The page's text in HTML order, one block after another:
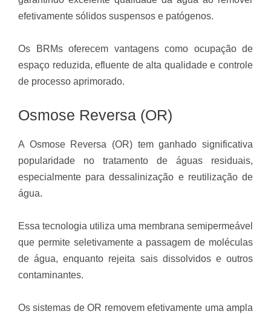
efetivamente sólidos suspensos e patógenos.
Os BRMs oferecem vantagens como ocupação de
espaço reduzida, efluente de alta qualidade e controle
de processo aprimorado.
Osmose Reversa (OR)
A Osmose Reversa (OR) tem ganhado significativa
popularidade no tratamento de águas residuais,
especialmente para dessalinização e reutilização de
água.
Essa tecnologia utiliza uma membrana semipermeável
que permite seletivamente a passagem de moléculas
de água, enquanto rejeita sais dissolvidos e outros
contaminantes.
Os sistemas de OR removem efetivamente uma ampla